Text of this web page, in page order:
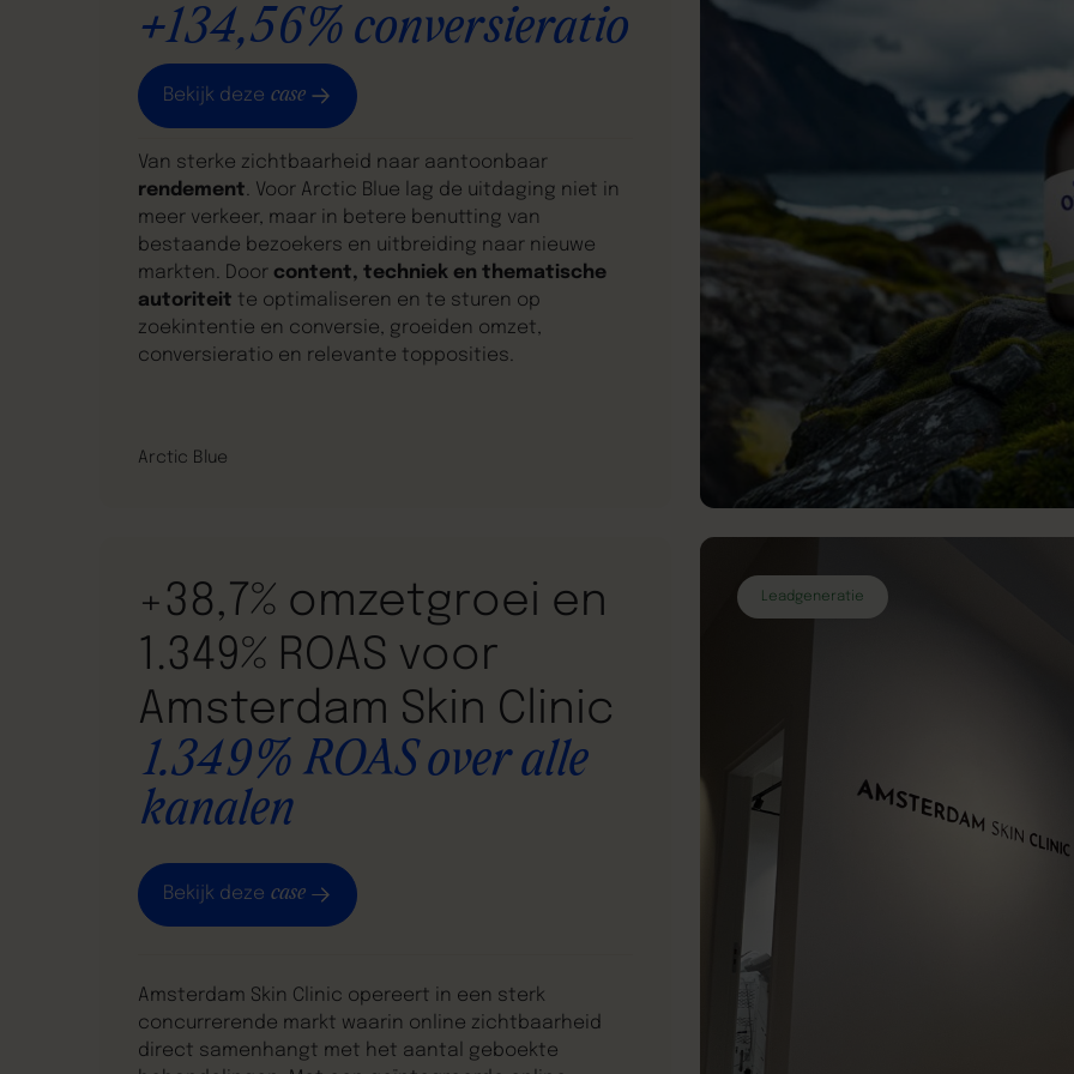
+134,56% conversieratio
Bekijk deze case
Van sterke zichtbaarheid naar aantoonbaar
rendement. Voor Arctic Blue lag de uitdaging niet in
meer verkeer, maar in betere benutting van
bestaande bezoekers en uitbreiding naar nieuwe
markten. Door content, techniek en thematische
autoriteit te optimaliseren en te sturen op
zoekintentie en conversie, groeiden omzet,
conversieratio en relevante topposities.
Arctic Blue
+38,7% omzetgroei en
1.349% ROAS voor
Amsterdam Skin Clinic
1.349% ROAS over alle
kanalen
Bekijk deze case
Amsterdam Skin Clinic opereert in een sterk
concurrerende markt waarin online zichtbaarheid
direct samenhangt met het aantal geboekte
Leadgeneratie